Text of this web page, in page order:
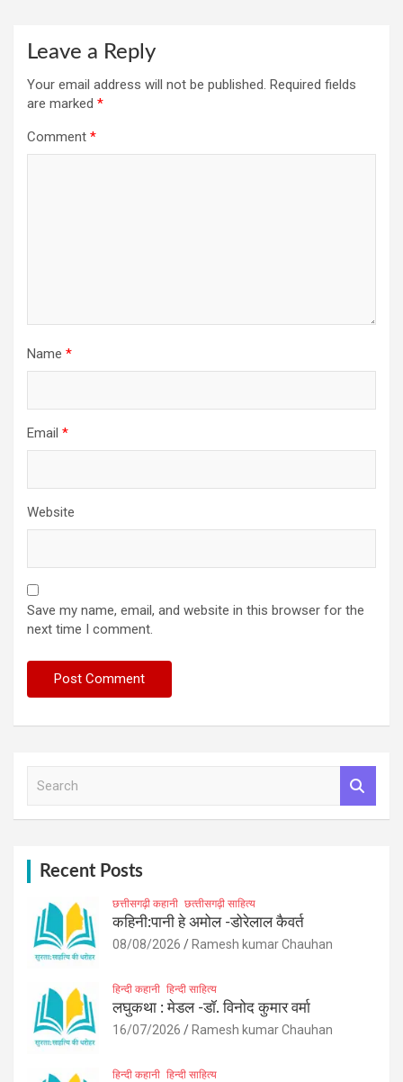
Leave a Reply
Your email address will not be published. Required fields
are marked *
Comment *
Name *
Email *
Website
Save my name, email, and website in this browser for the
next time I comment.
Recent Posts
छत्तीसगढ़ी कहानी छत्‍तीसगढ़ी साहित्‍य
कहिनी:पानी हे अमोल -डोरेलाल कैवर्त
08/08/2026 Ramesh kumar Chauhan
हिन्दी कहानी हिन्दी साहित्य
लघुकथा : मेडल -डॉ. विनोद कुमार वर्मा
16/07/2026 Ramesh kumar Chauhan
हिन्दी कहानी हिन्दी साहित्य